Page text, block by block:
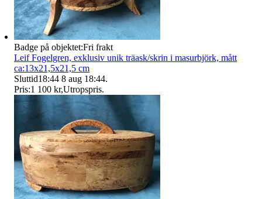
Badge på objektet:Fri frakt
Leif Fogelgren, exklusiv unik träask/skrin i masurbjörk, mått
ca:13x21,5x21,5 cm
Sluttid18:44 8 aug 18:44.
Pris:1 100 kr,Utropspris.